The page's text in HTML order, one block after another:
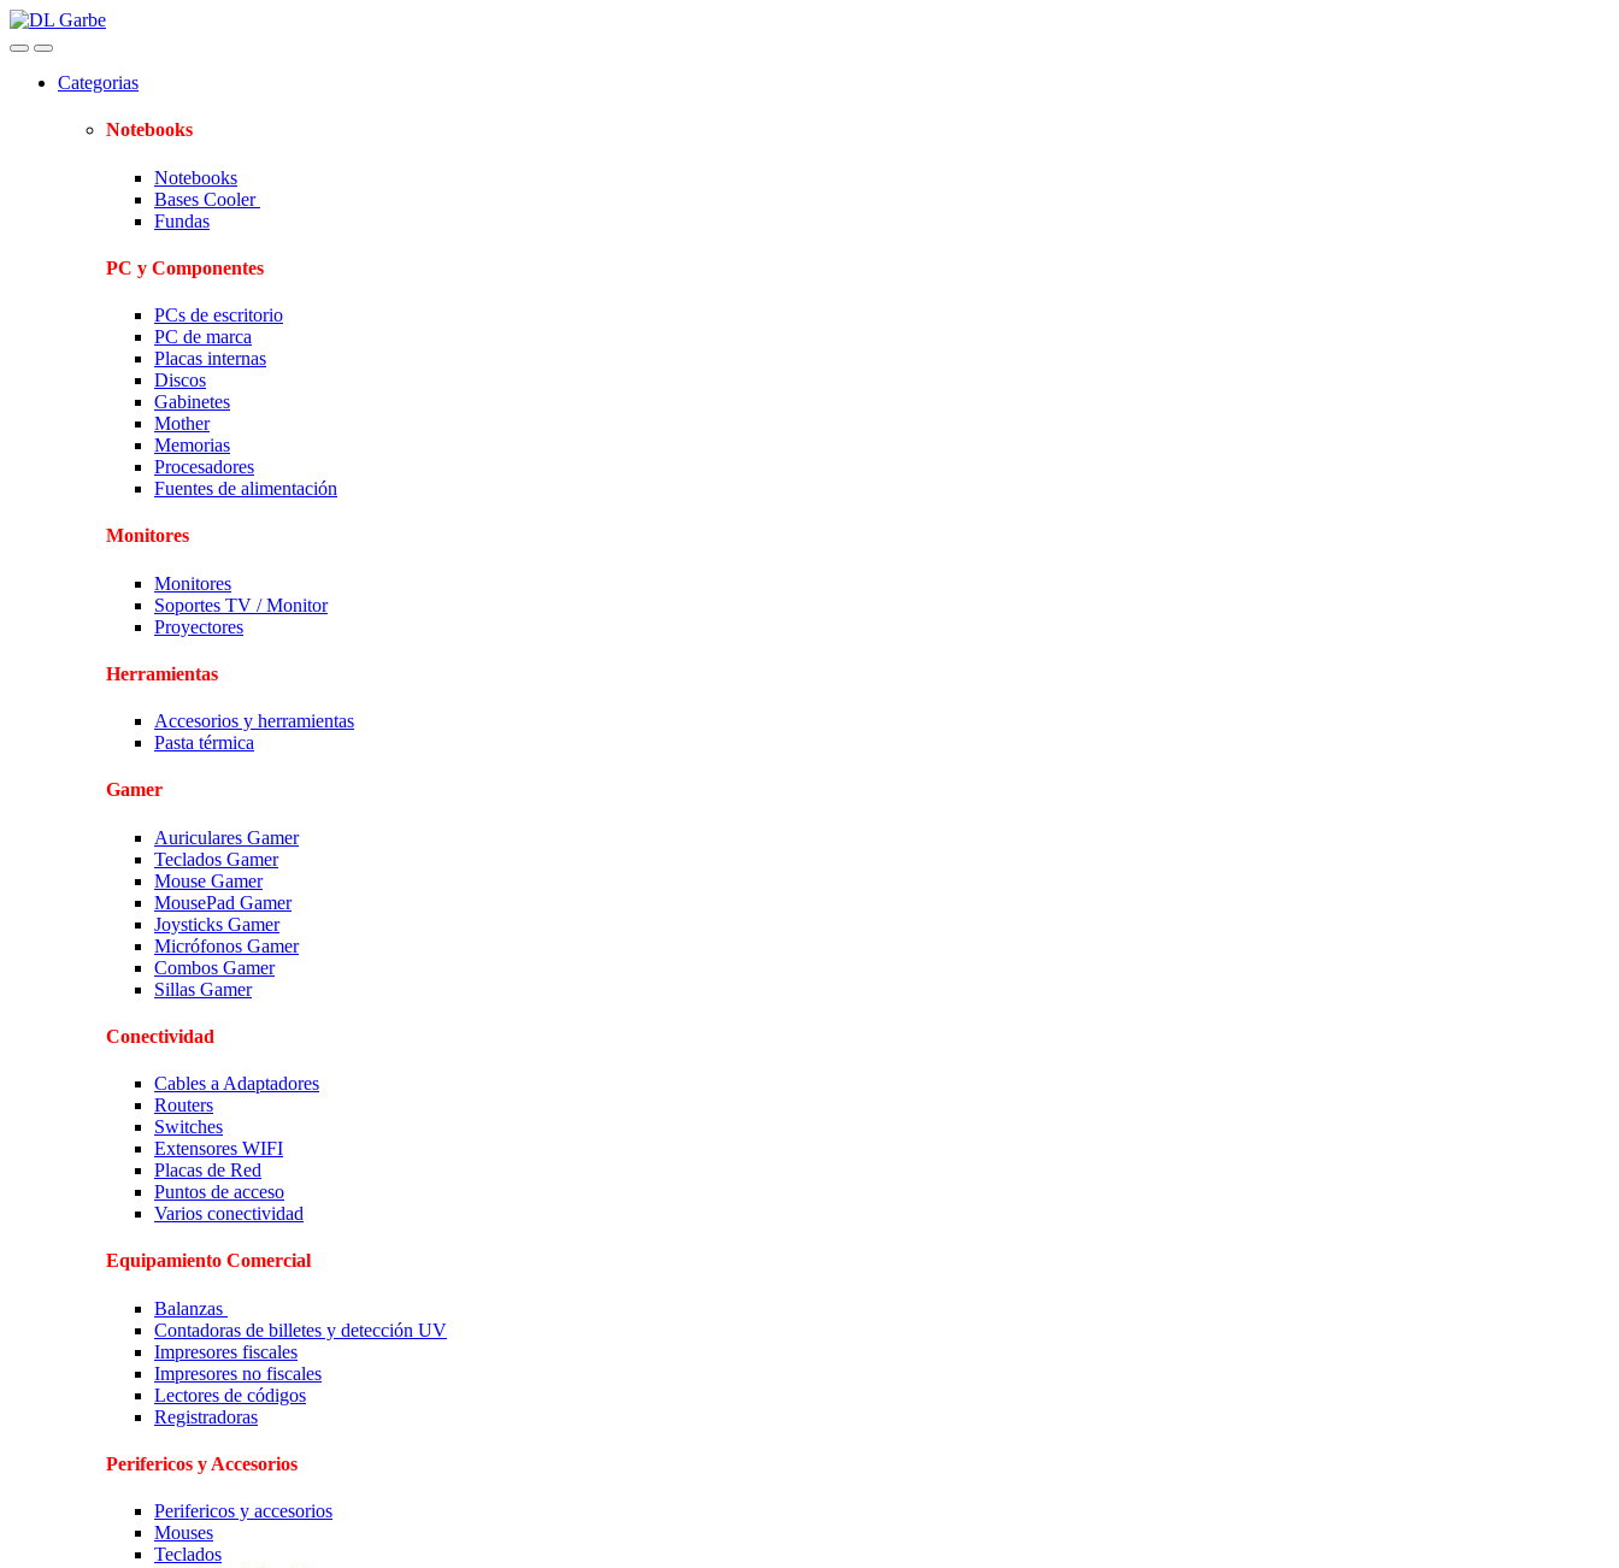
Skip
to
Skip
to
Categorias
Notebooks
Notebooks
Bases Cooler
Fundas
PC y Componentes
PCs de escritorio
PC de marca
Placas internas
Discos
Gabinetes
Mother
Memorias
Procesadores
Fuentes de alimentación
Monitores
Monitores
Soportes TV / Monitor
Proyectores
Herramientas
Accesorios y herramientas
Pasta térmica
Gamer
Auriculares Gamer
Teclados Gamer
Mouse Gamer
MousePad Gamer
Joysticks Gamer
Micrófonos Gamer
Combos Gamer
Sillas Gamer
Conectividad
Cables a Adaptadores
Routers
Switches
Extensores WIFI
Placas de Red
Puntos de acceso
Varios conectividad
Equipamiento Comercial
Balanzas
Contadoras de billetes y detección UV
Impresores fiscales
Impresores no fiscales
Lectores de códigos
Registradoras
Perifericos y Accesorios
Perifericos y accesorios
Mouses
Teclados